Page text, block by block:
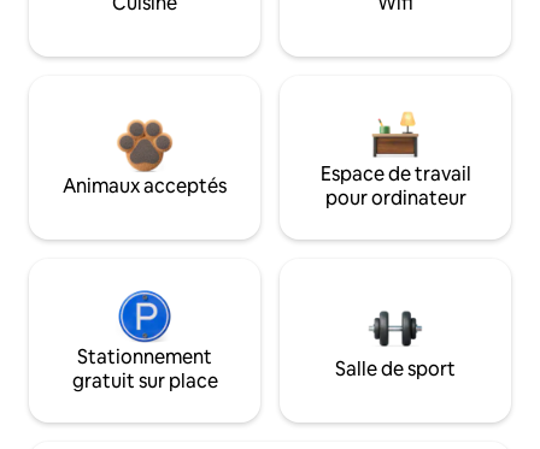
Animaux acceptés
Espace de travail
pour ordinateur
Stationnement
gratuit sur place
Salle de sport